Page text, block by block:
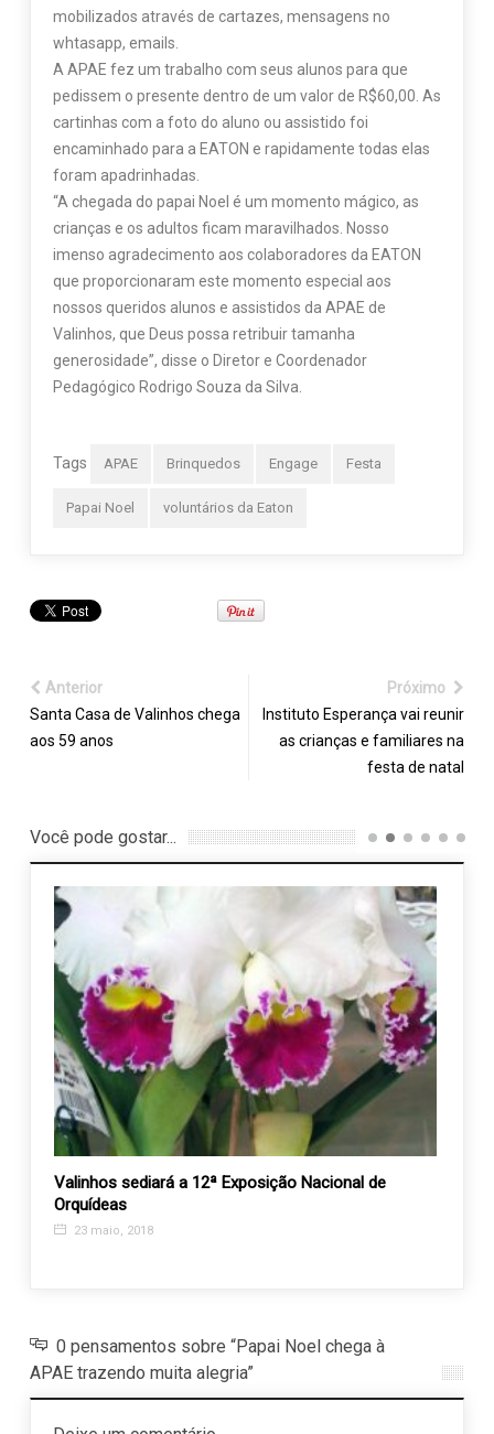
mobilizados através de cartazes, mensagens no
whtasapp, emails.
A APAE fez um trabalho com seus alunos para que
pedissem o presente dentro de um valor de R$60,00. As
cartinhas com a foto do aluno ou assistido foi
encaminhado para a EATON e rapidamente todas elas
foram apadrinhadas.
“A chegada do papai Noel é um momento mágico, as
crianças e os adultos ficam maravilhados. Nosso
imenso agradecimento aos colaboradores da EATON
que proporcionaram este momento especial aos
nossos queridos alunos e assistidos da APAE de
Valinhos, que Deus possa retribuir tamanha
generosidade”, disse o Diretor e Coordenador
Pedagógico Rodrigo Souza da Silva.
Tags APAE Brinquedos Engage Festa
Papai Noel voluntários da Eaton
Anterior
Santa Casa de Valinhos chega
aos 59 anos
Próximo
Instituto Esperança vai reunir
as crianças e familiares na
festa de natal
Você pode gostar...
Valinhos sediará a 12ª Exposição Nacional de
Orquídeas
23 maio, 2018
0 pensamentos sobre “Papai Noel chega à
APAE trazendo muita alegria”